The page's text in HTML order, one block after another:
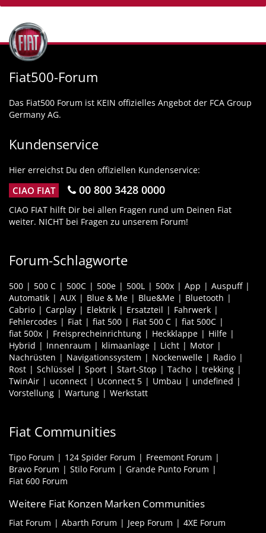
Fiat500-Forum
Das Fiat500 Forum ist KEIN offizielles Angebot der FCA Group
Germany AG.
Kundenservice
Hier erreichst Du den offiziellen Kundenservice:
CIAO FIAT 00 800 3428 0000
CIAO FIAT hilft Dir bei allen Fragen rund um Deinen Fiat
weiter. NICHT bei Fragen zu unserem Forum!
Forum-Schlagworte
500 500 C 500C 500e 500L 500x App
Auspuff
Automatik
AUX Blue & Me Blue&Me
Bluetooth
Cabrio
Carplay Elektrik Ersatzteil
Fahrwerk
Fehlercodes
Fiat fiat 500 Fiat 500 C
fiat 500C
fiat 500x
Freisprecheinrichtung Heckklappe
Hilfe
Hybrid
Innenraum klimaanlage Licht
Motor
Nachrüsten
Navigationssystem Nockenwelle
Radio
Rost
Schlüssel Sport Start-Stop Tacho
trekking
TwinAir
uconnect Uconnect 5 Umbau
undefined
Vorstellung
Wartung Werkstatt
Fiat Communities
Tipo Forum 124 Spider Forum
Freemont Forum
Bravo Forum
Stilo Forum
Grande Punto Forum
Fiat 600 Forum
Weitere Fiat Konzen Marken Communities
Fiat Forum Abarth Forum Jeep Forum 4XE Forum